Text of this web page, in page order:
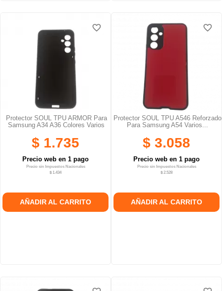
Protector SOUL TPU ARMOR Para
Samsung A34 A36 Colores Varios
$ 1.735
Precio web en 1 pago
Precio sin Impuestos Nacionales
$ 1.434
AÑADIR AL CARRITO
favorite_border
favorite_border
favorite_border
Protector SOUL TPU A546 Reforzado
Para Samsung A54 Varios...
$ 3.058
Precio web en 1 pago
Precio sin Impuestos Nacionales
$ 2.528
AÑADIR AL CARRITO
favorite_border
favorite_border
favorite_border